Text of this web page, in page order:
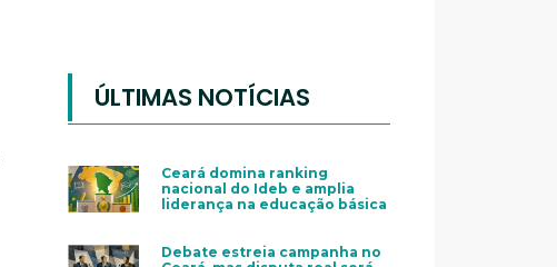
ÚLTIMAS NOTÍCIAS
Ceará domina ranking
nacional do Ideb e amplia
liderança na educação básica
Debate estreia campanha no